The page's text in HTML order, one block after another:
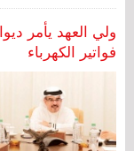
ولي العهد يأمر
فواتير الكهرباء